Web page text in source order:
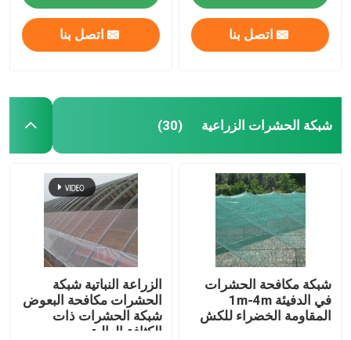
اتصل بنا اتصل بنا
شبكة الحشرات الزراعية (30)
شبكة مكافحة الحشرات
في الدفيئة 1m-4m
المقاومة الخضراء للكش
الزراعة النباتية شبكة
الحشرات مكافحة البعوض
شبكة الحشرات ذات
الكثافة العالية